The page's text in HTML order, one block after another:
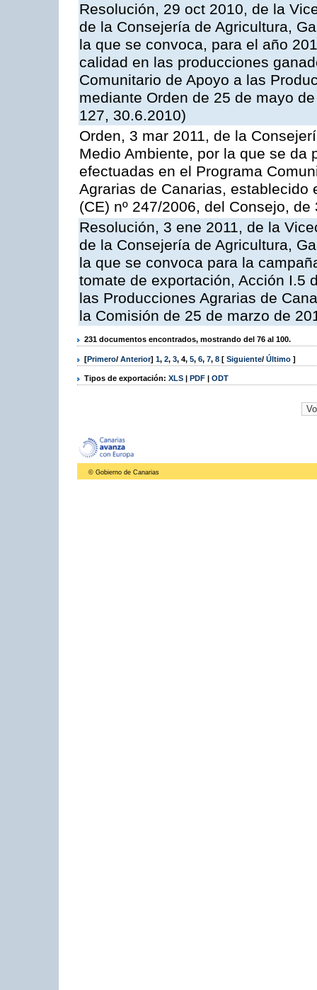
Resolución, 29 oct 2010, de la
de la Consejería de Agricultura,
la que se convoca, para el año
calidad en las producciones
Comunitario de Apoyo a las
mediante Orden de 25 de mayo
127, 30.6.2010)
Orden, 3 mar 2011, de la
Medio Ambiente, por la que se da
efectuadas en el Programa
Agrarias de Canarias,
(CE) nº 247/2006, del Consejo,
Resolución, 3 ene 2011, de la
de la Consejería de Agricultura,
la que se convoca para la
tomate de exportación, Acción I.5
las Producciones Agrarias de
la Comisión de 25 de marzo de
231 documentos encontrados, mostrando del 76 al 100.
[Primero/ Anterior] 1, 2, 3, 4, 5, 6, 7, 8 [ Siguiente/ Último ]
Tipos de exportación: XLS | PDF | ODT
© Gobierno de Canarias